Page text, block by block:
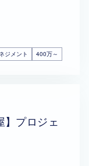
ジメント 400万～
】プロジェ